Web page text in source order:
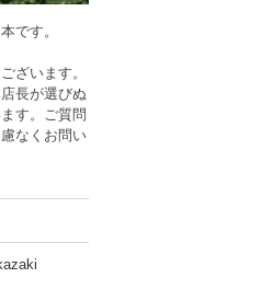
です。
ざいます。
長が選びぬ
す。ご質問
なくお問い